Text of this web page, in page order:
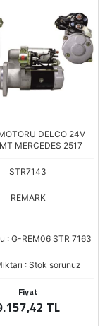
DELCO 24V
MERCEDES 2517
STR7143
REMARK
: G-REM06 STR 7163
: Stok sorunuz
Fiyat
TL